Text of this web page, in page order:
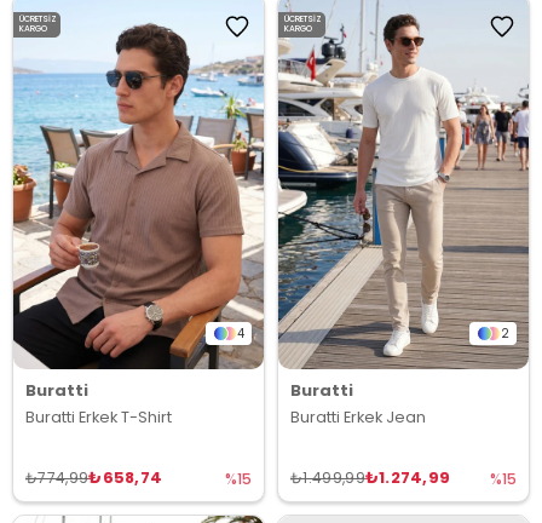
4
Buratti
Buratti Erkek T-Shirt
₺658,74
₺774,99 %15
ÜCRETSIZ
KARGO
2
Buratti
Buratti Erkek Jean
₺1.274,99
₺1.499,99 %15
ÜCRETSIZ
KARGO